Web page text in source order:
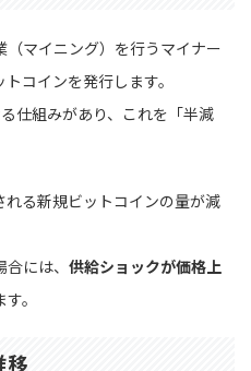
マイニング）を行うマイナー
コインを発行します。
仕組みがあり、これを「半減
る新規ビットコインの量が減
には、 供給ショックが価格上
。
移